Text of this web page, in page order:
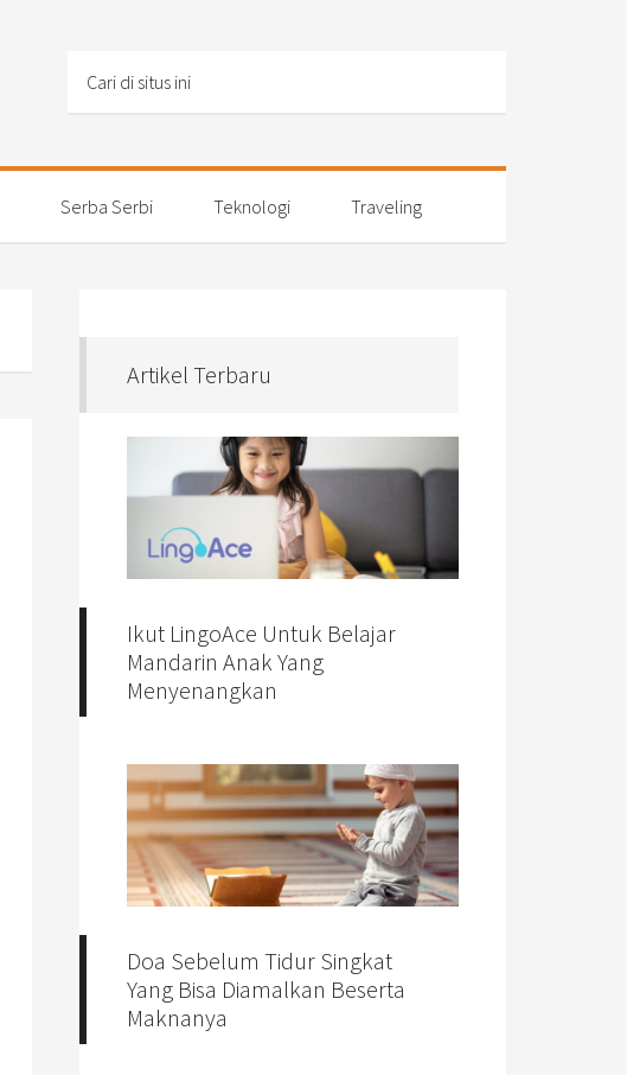
Serba Serbi Teknologi Traveling
Artikel Terbaru
Ikut LingoAce Untuk Belajar
Mandarin Anak Yang
Menyenangkan
Doa Sebelum Tidur Singkat
Yang Bisa Diamalkan Beserta
Maknanya